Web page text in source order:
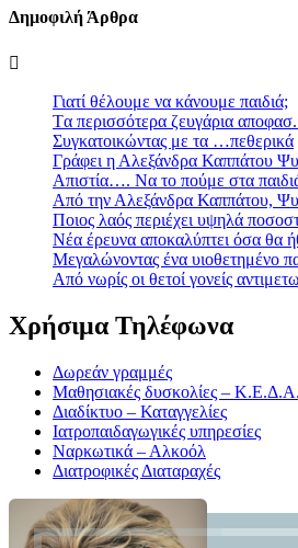
Δημοφιλή Άρθρα
Γιατί θέλουμε να κάνουμε παιδιά;
Tα περισσότερα ζευγάρια
Συγκατοικώντας με τα …πεθερικά
Γράφει η Αλεξάνδρα Καππάτου
Απιστία…. Να το πούμε στα
Από την Αλεξάνδρα Καππάτου,
Ποιος λαός περιέχει υψηλά
Νέα έρευνα αποκαλύπτει όσα θα
Mεγαλώνοντας ένα υιοθετημένο
Aπό νωρίς οι θετοί γονείς
Χρήσιμα Τηλέφωνα
Δωρεάν γραμμές
Μαθησιακές δυσκολίες –
Διαδίκτυο – Καταγγελίες
Ιατροπαιδαγωγικές υπηρεσίες
Ναρκωτικά – Αλκοόλ
Διατροφικές Διαταραχές